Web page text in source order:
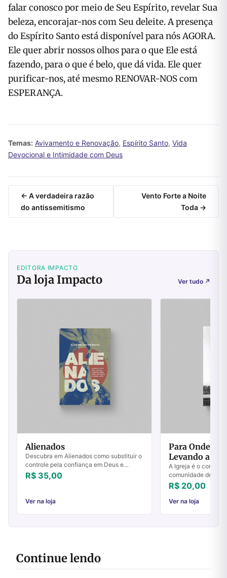
falar conosco por meio de Seu Espírito, revelar Sua
beleza, encorajar-nos com Seu deleite. A presença
do Espírito Santo está disponível para nós AGORA.
Ele quer abrir nossos olhos para o que Ele está
fazendo, para o que é belo, que dá vida. Ele quer
purificar-nos, até mesmo RENOVAR-NOS com
ESPERANÇA.
Temas: Avivamento e Renovação, Espírito Santo, Vida
Devocional e Intimidade com Deus
← A verdadeira razão
do antissemitismo
Vento Forte a Noite
Toda →
EDITORA IMPACTO
Da loja Impacto Ver tudo ↗
Alienados
Descubra em Alienados como substituir o
controle pela confiança em Deus e
encontrar a verdadeira felicidade. Leia e
transforme sua vida hoje.
R$ 35,00
Ver na loja
Para Onde
Levando a
A Igreja é o corpo
comunidade de
sua fé em Jesus e
ensinamentos.
lev...
R$ 20,00
Ver na loja
Continue lendo